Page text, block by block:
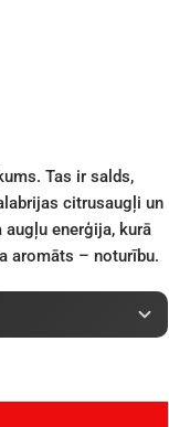
Tas ir salds,
citrusaugļi un
enerģija, kurā
aromāts – noturību.